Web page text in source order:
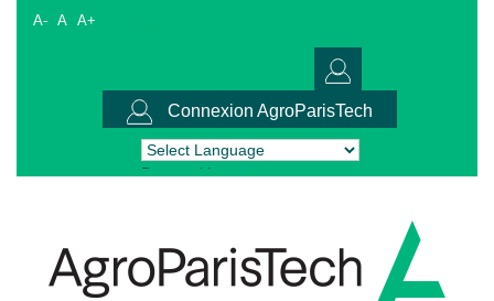
A- A A+
Connexion AgroParisTech
Powered by Translate